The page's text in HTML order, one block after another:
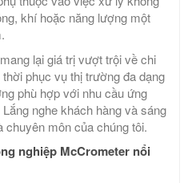
khí hoặc năng lượng một
lại giá trị vượt trội về chi
phục vụ thị trường đa dạng
phù hợp với nhu cầu ứng
nghe khách hàng và sáng
chuyên môn của chúng tôi.
nghiệp McCrometer nổi